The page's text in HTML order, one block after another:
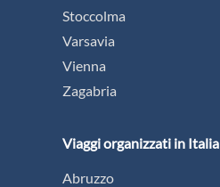
Stoccolma
Varsavia
Vienna
Zagabria
Viaggi organizzati in Italia
Abruzzo